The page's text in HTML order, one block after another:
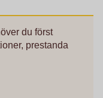
du först
prestanda